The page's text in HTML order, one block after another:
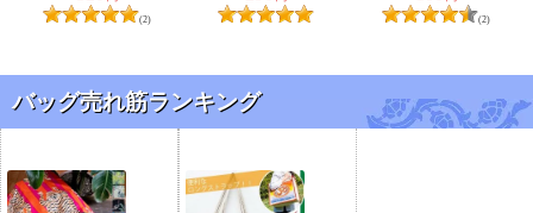
(2) (2)
バッグ売れ筋ランキング